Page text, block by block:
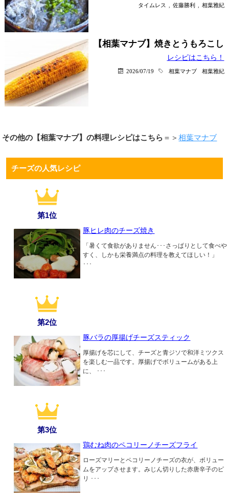
タイムレス
佐藤勝利 相葉雅紀
【相葉マナブ】焼きとうもろこし
レシピはこちら！
2026/07/19 相葉マナブ 相葉雅紀
その他の【相葉マナブ】の料理レシピはこちら ＝＞相葉マナブ
チーズの人気レシピ
第1位
豚ヒレ肉のチーズ焼き
「暑くて食欲がありません･･･さっぱりとして食べや
すく、しかも栄養満点の料理を教えてほしい！」
･･･
第2位
豚バラの厚揚げチーズスティック
厚揚げを芯にして、チーズと青ジソで和洋ミツクス
を楽しむ一品です。厚揚げでボリュームがある上
に、 ･･･
第3位
鶏むね肉のペコリーノチーズフライ
ローズマリーとペコリーノチーズの衣が、ボリュー
ムをアップさせます。みじん切りした赤唐辛子のピ
リ ･･･